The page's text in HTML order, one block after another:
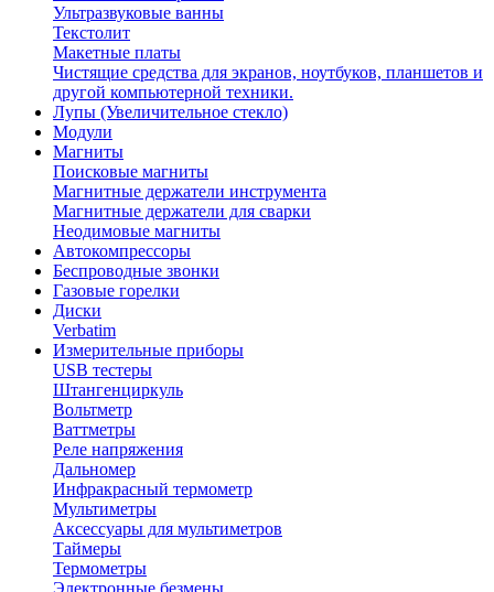
Ультразвуковые ванны
Текстолит
Макетные платы
Чистящие средства для экранов, ноутбуков, планшетов и
другой компьютерной техники.
Лупы (Увеличительное стекло)
Модули
Магниты
Поисковые магниты
Магнитные держатели инструмента
Магнитные держатели для сварки
Неодимовые магниты
Автокомпрессоры
Беспроводные звонки
Газовые горелки
Диски
Verbatim
Измерительные приборы
USB тестеры
Штангенциркуль
Вольтметр
Ваттметры
Реле напряжения
Дальномер
Инфракрасный термометр
Мультиметры
Аксессуары для мультиметров
Таймеры
Термометры
Электронные безмены